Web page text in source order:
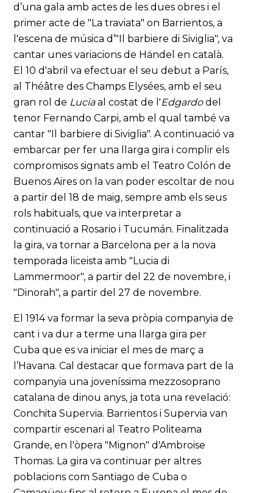
d’una gala amb actes de les dues obres i el
primer acte de "La traviata" on Barrientos, a
l'escena de música d’"Il barbiere di Siviglia", va
cantar unes variacions de Händel en català.
El 10 d'abril va efectuar el seu debut a París,
al Théâtre des Champs Elysées, amb el seu
gran rol de Luciaal costat de l'Edgardodel
tenor Fernando Carpi, amb el qual també va
cantar "Il barbiere di Siviglia". A continuació va
embarcar per fer una llarga gira i complir els
compromisos signats amb el Teatro Colón de
Buenos Aires on la van poder escoltar de nou
a partir del 18 de maig, sempre amb els seus
rols habituals, que va interpretar a
continuació a Rosario i Tucumán. Finalitzada
la gira, va tornar a Barcelona per a la nova
temporada liceista amb "Lucia di
Lammermoor", a partir del 22 de novembre, i
"Dinorah", a partir del 27 de novembre.
El 1914 va formar la seva pròpia companyia de
cant i va dur a terme una llarga gira per
Cuba que es va iniciar el mes de març a
l’Havana. Cal destacar que formava part de la
companyia una joveníssima mezzosoprano
catalana de dinou anys, ja tota una revelació:
Conchita Supervia. Barrientos i Supervia van
compartir escenari al Teatro Politeama
Grande, en l'òpera "Mignon" d'Ambroise
Thomas. La gira va continuar per altres
poblacions com Santiago de Cuba o